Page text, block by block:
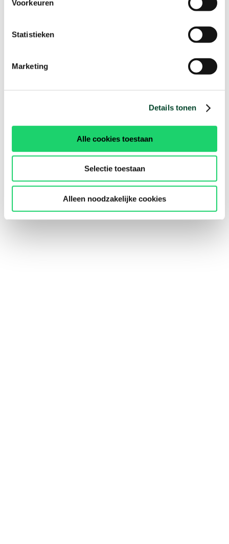
Voorkeuren
Statistieken
Marketing
Details tonen
Alle cookies toestaan
Selectie toestaan
Alleen noodzakelijke cookies